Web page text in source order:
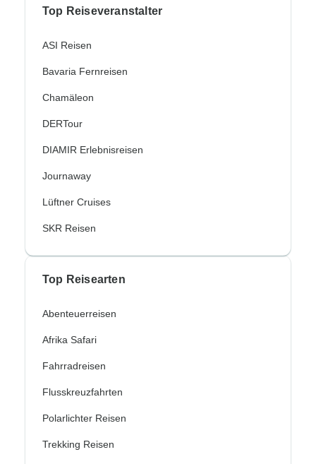
Top Reiseveranstalter
ASI Reisen
Bavaria Fernreisen
Chamäleon
DERTour
DIAMIR Erlebnisreisen
Journaway
Lüftner Cruises
SKR Reisen
Top Reisearten
Abenteuerreisen
Afrika Safari
Fahrradreisen
Flusskreuzfahrten
Polarlichter Reisen
Trekking Reisen